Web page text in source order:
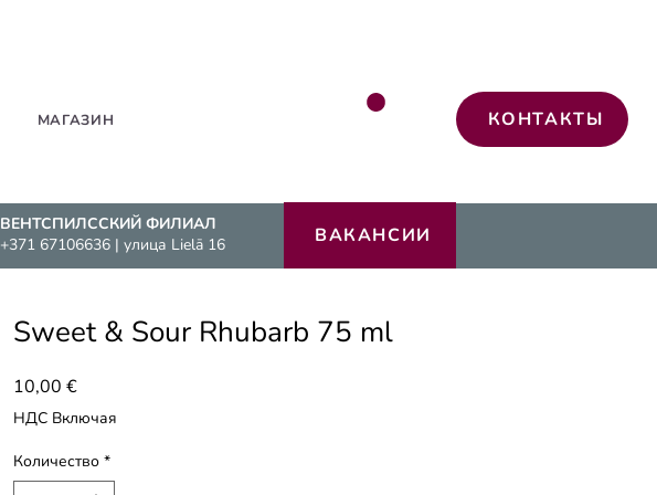
МАГАЗИН КОНТАКТЫ
Sweet & Sour Rhubarb 75 ml
10,00 €Цена
НДС Включая
Количество *
ВЕНТСПИЛССКИЙ ФИЛИАЛ
+371 67106636 | улица Lielā 16 ВАКАНСИИ